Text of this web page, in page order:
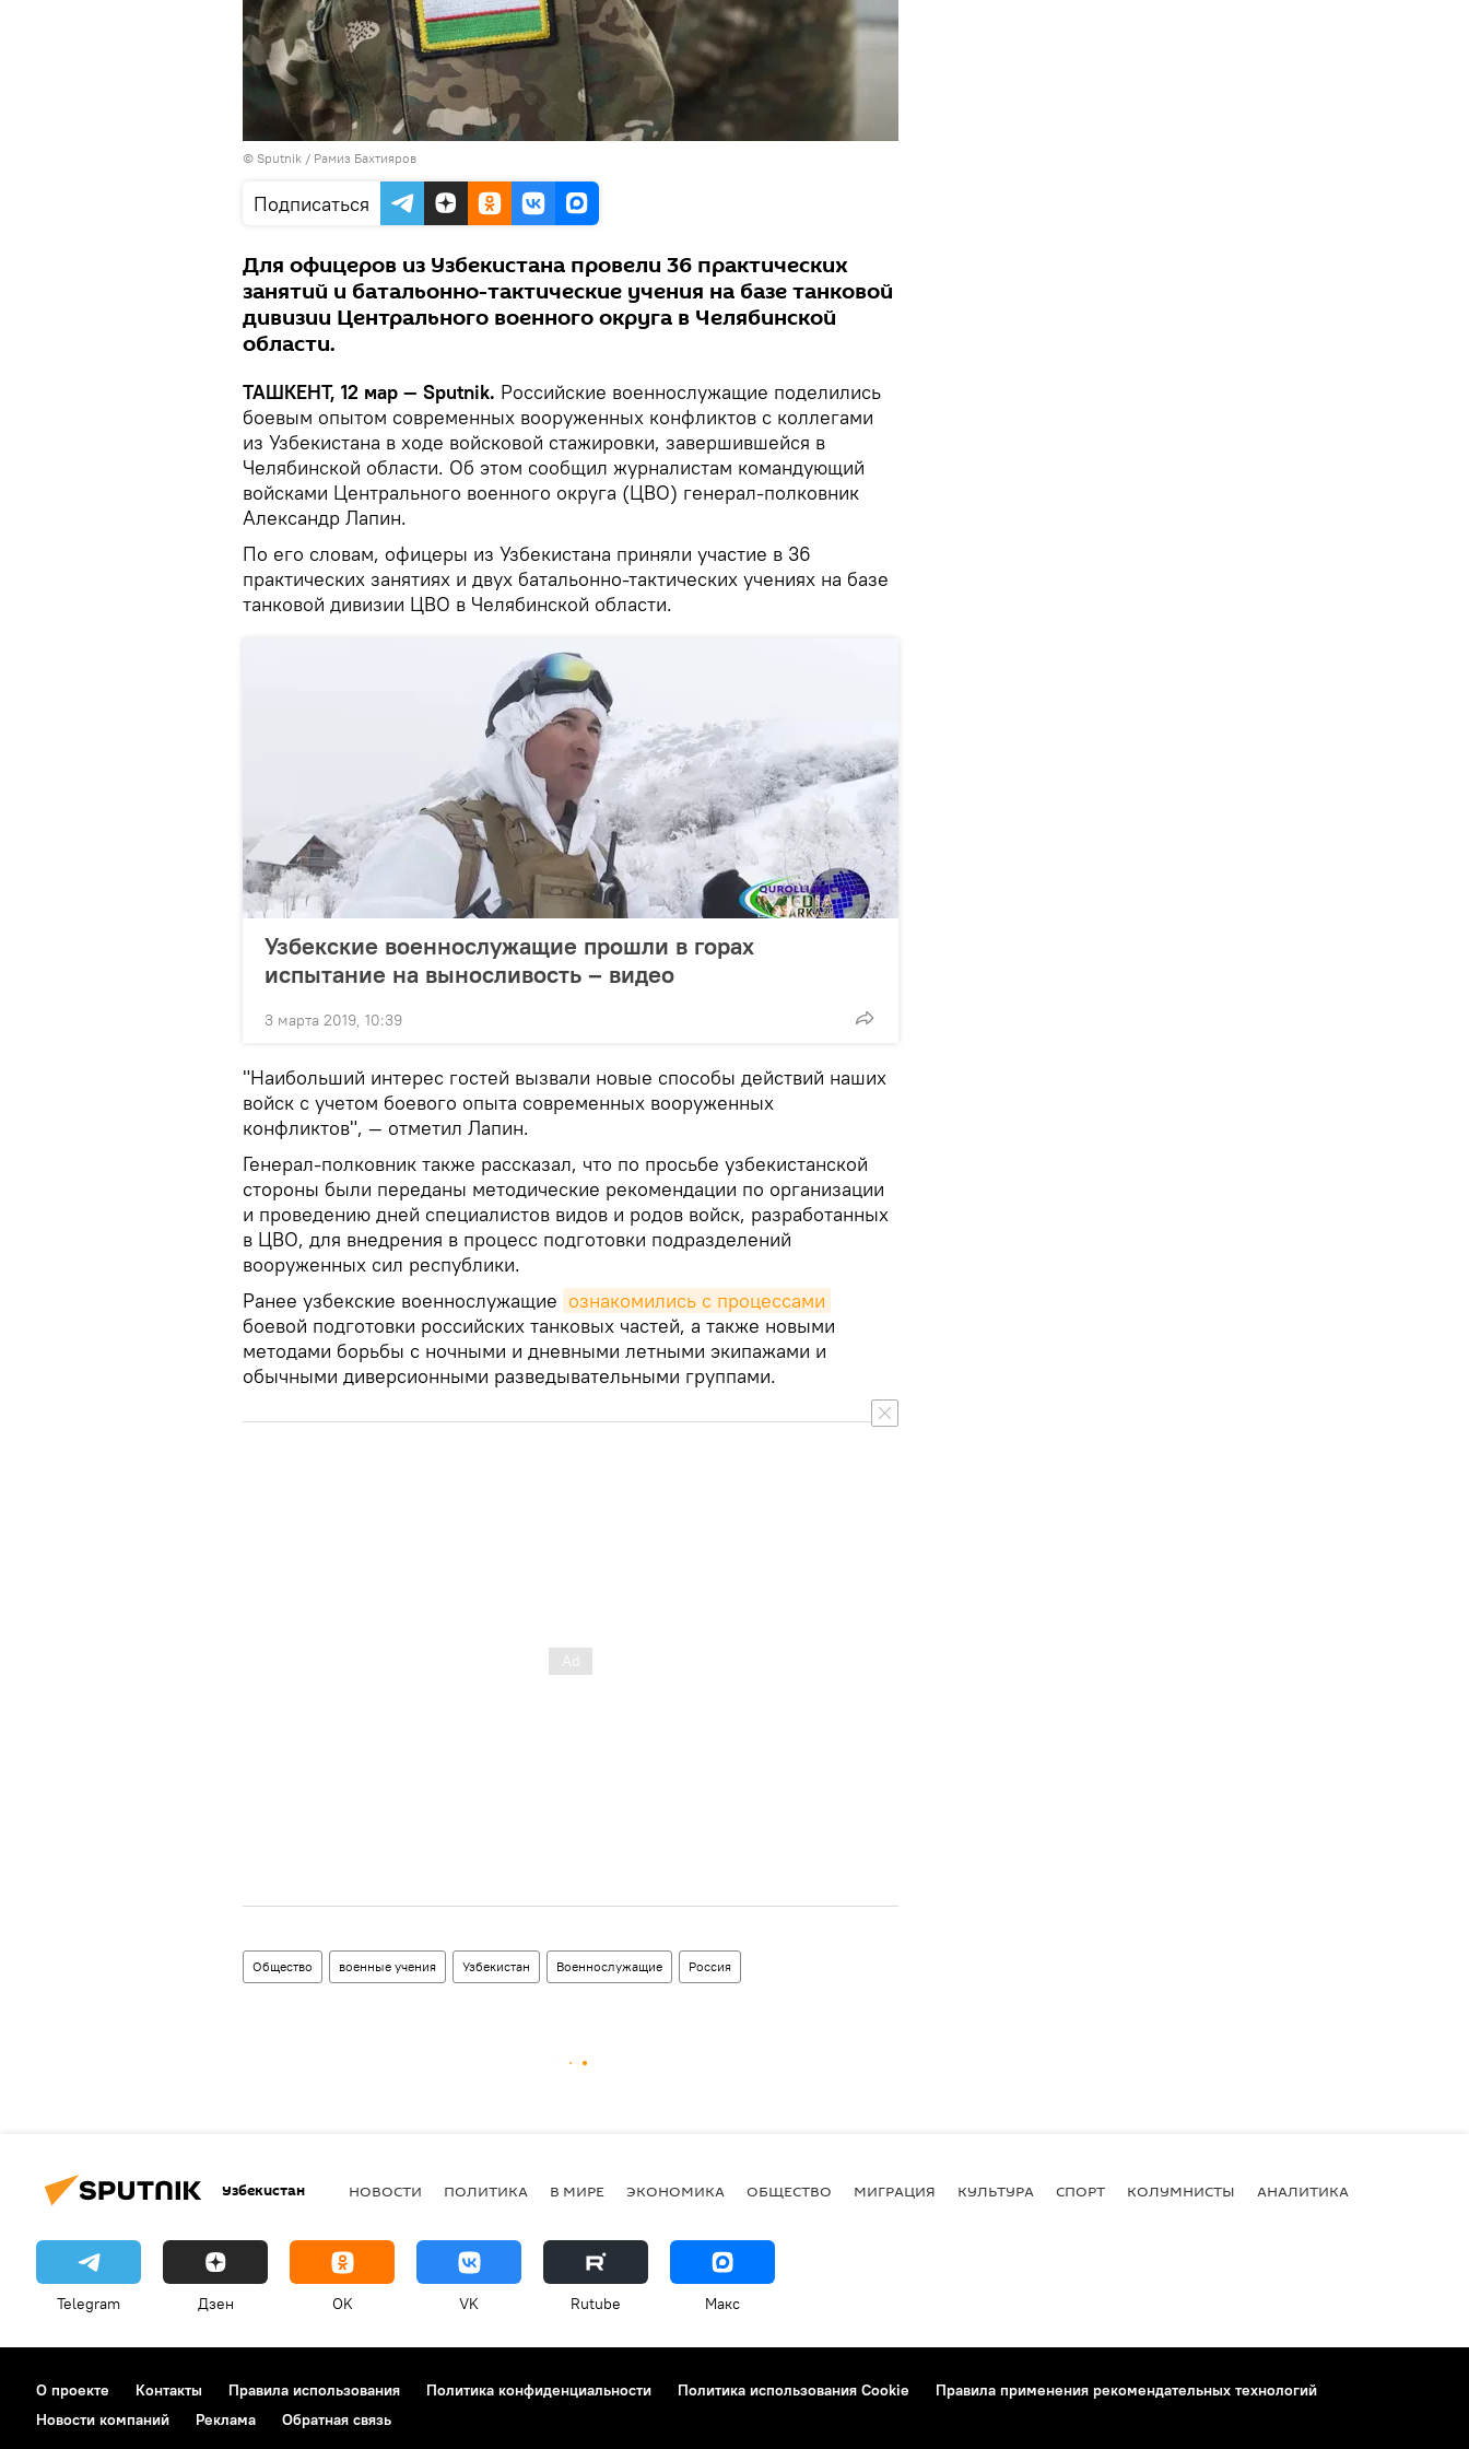
© Sputnik / Рамиз Бахтияров
Подписаться
Для офицеров из Узбекистана провели 36 практических
занятий и батальонно-тактические учения на базе танковой
дивизии Центрального военного округа в Челябинской
области.
ТАШКЕНТ, 12 мар — Sputnik. Российские военнослужащие поделились
боевым опытом современных вооруженных конфликтов с коллегами
из Узбекистана в ходе войсковой стажировки, завершившейся в
Челябинской области. Об этом сообщил журналистам командующий
войсками Центрального военного округа (ЦВО) генерал-полковник
Александр Лапин.
По его словам, офицеры из Узбекистана приняли участие в 36
практических занятиях и двух батальонно-тактических учениях на базе
танковой дивизии ЦВО в Челябинской области.
Узбекские военнослужащие прошли в горах
испытание на выносливость – видео
3 марта 2019, 10:39
"Наибольший интерес гостей вызвали новые способы действий наших
войск с учетом боевого опыта современных вооруженных
конфликтов", — отметил Лапин.
Генерал-полковник также рассказал, что по просьбе узбекистанской
стороны были переданы методические рекомендации по организации
и проведению дней специалистов видов и родов войск, разработанных
в ЦВО, для внедрения в процесс подготовки подразделений
вооруженных сил республики.
Ранее узбекские военнослужащие ознакомились с процессами
боевой подготовки российских танковых частей, а также новыми
методами борьбы с ночными и дневными летными экипажами и
обычными диверсионными разведывательными группами.
Общество военные учения Узбекистан Военнослужащие Россия
Узбекистан НОВОСТИ ПОЛИТИКА В МИРЕ ЭКОНОМИКА ОБЩЕСТВО МИГРАЦИЯ КУЛЬТУРА СПОРТ КОЛУМНИСТЫ АНАЛИТИКА
Telegram Дзен OK VK Rutube Макс
О проекте Контакты Правила использования Политика конфиденциальности Политика использования Cookie
Правила применения рекомендательных технологий
Новости компаний
Реклама Обратная связь